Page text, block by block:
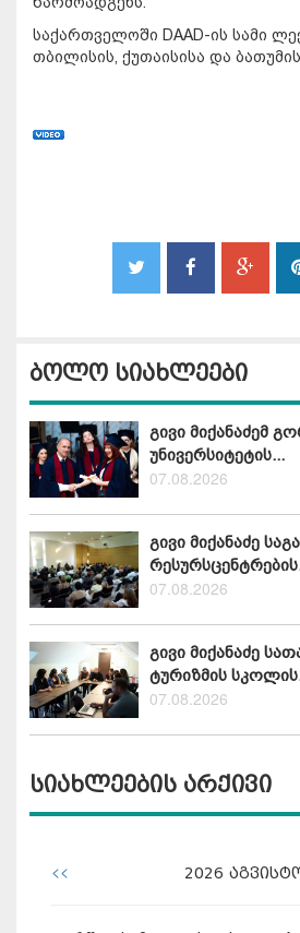
საქართველოში DAAD-ის სამი
თბილისის, ქუთაისისა და
ბოლო სიახლეები
გივი მიქანაძემ
უნივერსიტეტის...
07.08.2026
გივი მიქანაძე
07.08.2026
გივი მიქანაძე
ტურიზმის
07.08.2026
სიახლეების არქივი
<< 2026